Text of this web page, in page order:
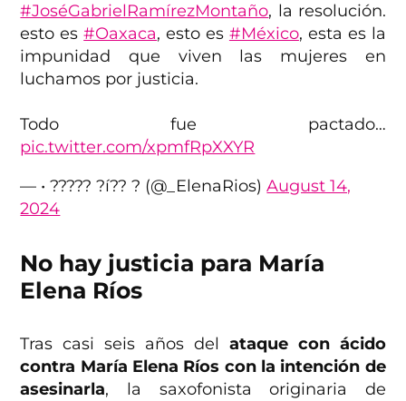
#JoséGabrielRamírezMontaño, la resolución.
esto es#Oaxaca, esto es #México, esta es la
impunidad que viven las mujeres en
luchamos por justicia.
Todo fue pactado…
pic.twitter.com/xpmfRpXXYR
— • ????? ?í?? ? (@_ElenaRios)August 14,
2024
No hay justicia para María
Elena Ríos
Tras casi seis años del ataque con ácido
contra María Elena Ríos con la intención de
asesinarla, la saxofonista originaria de